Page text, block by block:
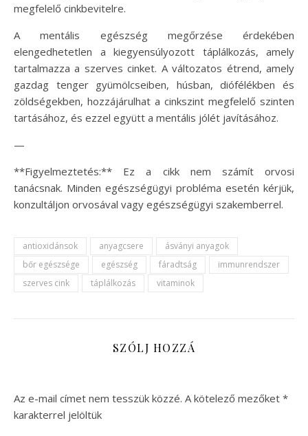
megfelelő cinkbevitelre.
A mentális egészség megőrzése érdekében
elengedhetetlen a kiegyensúlyozott táplálkozás, amely
tartalmazza a szerves cinket. A változatos étrend, amely
gazdag tenger gyümölcseiben, húsban, diófélékben és
zöldségekben, hozzájárulhat a cinkszint megfelelő szinten
tartásához, és ezzel együtt a mentális jólét javításához.
—
**Figyelmeztetés:** Ez a cikk nem számít orvosi
tanácsnak. Minden egészségügyi probléma esetén kérjük,
konzultáljon orvosával vagy egészségügyi szakemberrel.
antioxidánsok anyagcsere
ásványi anyagok
bőr egészsége
egészség fáradtság
immunrendszer
szerves cink
táplálkozás vitaminok
SZÓLJ HOZZÁ
Az e-mail címet nem tesszük közzé. A kötelező mezőket *
karakterrel jelöltük